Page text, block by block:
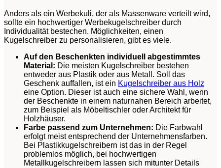
Anders als ein Werbekuli, der als Massenware verteilt wird,
sollte ein hochwertiger Werbekugelschreiber durch
Individualität bestechen. Möglichkeiten, einen
Kugelschreiber zu personalisieren, gibt es viele.
Auf den Beschenkten individuell abgestimmtes
Material: Die meisten Kugelschreiber bestehen
entweder aus Plastik oder aus Metall. Soll das
Geschenk auffallen, ist ein Kugelschreiber aus Holz
eine Option. Dieser ist auch eine sichere Wahl, wenn
der Beschenkte in einem naturnahen Bereich arbeitet,
zum Beispiel als Möbeltischler oder Architekt für
Holzhäuser.
Farbe passend zum Unternehmen: Die Farbwahl
erfolgt meist entsprechend der Unternehmensfarben.
Bei Plastikkugelschreibern ist das in der Regel
problemlos möglich, bei hochwertigen
Metallkugelschreibern lassen sich mitunter Details